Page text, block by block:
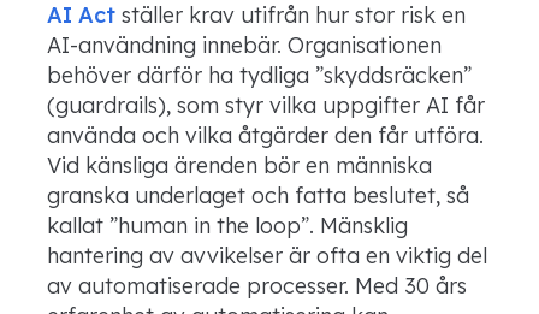
AI Act ställer krav utifrån hur stor risk en
AI-användning innebär. Organisationen
behöver därför ha tydliga ”skyddsräcken”
(guardrails), som styr vilka uppgifter AI får
använda och vilka åtgärder den får utföra.
Vid känsliga ärenden bör en människa
granska underlaget och fatta beslutet, så
kallat ”human in the loop”. Mänsklig
hantering av avvikelser är ofta en viktig del
av automatiserade processer. Med 30 års